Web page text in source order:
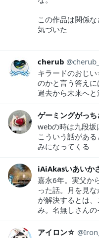
この作品は関係
気づいた
cherub
キラードのおじ
のかと言う答えに
過去から未来へ
ゲーミングがっち
webの時は九段坂
こういう話があ
みになってくる
iAiAkasいあいか
嘉永6年。実父か
った話。月を見
が解決するとは
み。名無しさんの
アイロン☆